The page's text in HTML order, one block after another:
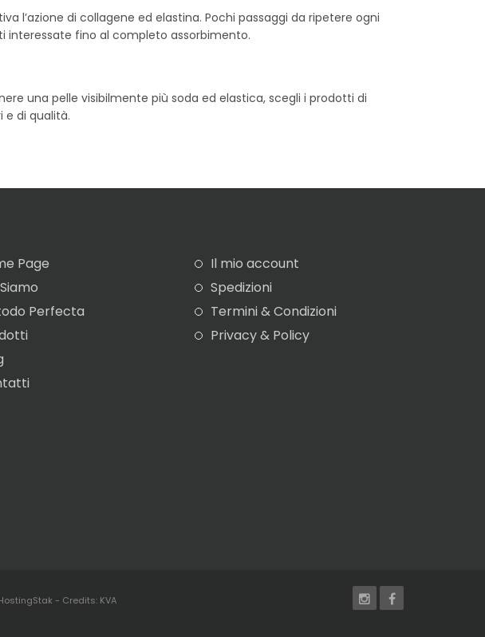
l’azione di collagene ed elastina. Pochi passaggi da ripetere ogni
interessate fino al completo assorbimento.
una pelle visibilmente più soda ed elastica, scegli i prodotti di
e di qualità.
Page
Perfecta
Il mio account
Spedizioni
Termini & Condizioni
Privacy & Policy
- Credits: KVA